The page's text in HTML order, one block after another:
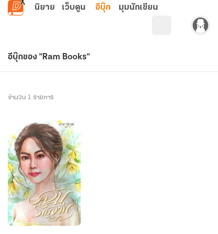
ข้ามไปยังเนื้อหาหลัก
นิยาย เว็บตูน อีบุ๊ก มุมนักเขียน
อีบุ๊กของ "Ram Books"
จำนวน 1 รายการ